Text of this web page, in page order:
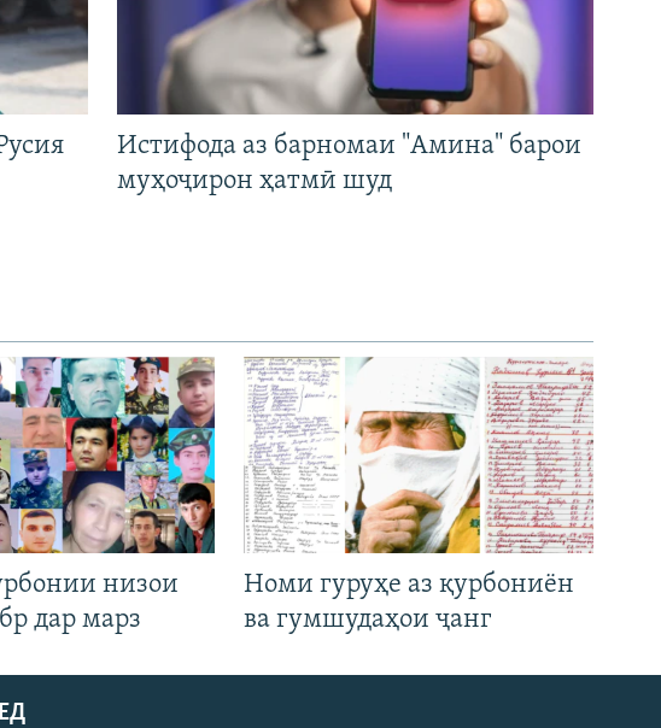
Истифода аз барномаи "Амина" барои
муҳоҷирон ҳатмӣ шуд
низои
дар марз
Номи гуруҳе аз қурбониён
ва гумшудаҳои ҷанг